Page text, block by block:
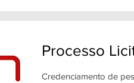
Processo
Credenciamento de